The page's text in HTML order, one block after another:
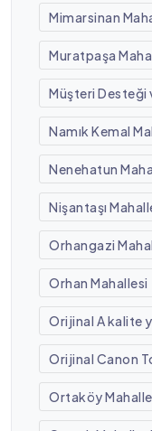
Mimarsinan
Muratpaşa
Müşteri Desteği
Namık Kemal
Nenehatun
Nişantaşı
Orhangazi
Orhan Mahallesi
Orijinal A kalite
Orijinal Canon
Ortaköy